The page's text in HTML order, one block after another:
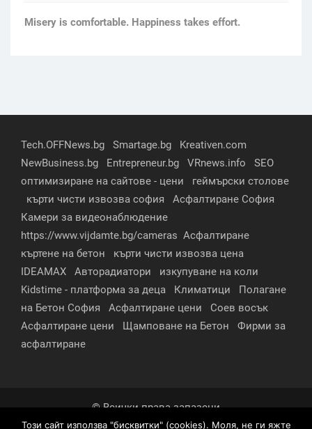
Мisery is comfortable. Happiness takes effort.
Tech.OFFNews.bg Smartage.bg
Kreativen.com
NewBusiness.bg
Entrepreneur.bg VRnews.info
SEO
оптимизиране на сайтове - цени
геймърски столове
кърти чисти извозва софия
Асфалтиране София
Камери за видеонаблюдение
https://www.vijdamte.bg/cameras Асфалтиране
къртене на бетон
кърти чисти извозва цена
IDEAMAX
Авторадиатори
изкупуване на коли
Kidstime - платформа за деца
Климатици
Полагане
на Бетон София
Асфалтиране цени
Соев восък
Асфалтиране цени
Щамповане на Бетон
Фирми за
асфалтиране
© Всички права запазени
Този сайт използва "бисквитки" (cookies). Моля, не ги яжте